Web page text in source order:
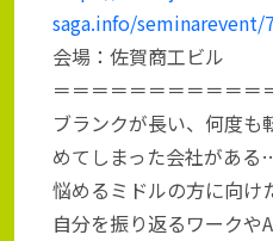
saga.info/seminarevent/
会場：佐賀商工ビル
＝＝＝＝＝＝＝＝＝＝＝
ブランクが長い、何度
めてしまった会社があ
悩めるミドルの方に向け
自分を振り返るワークや